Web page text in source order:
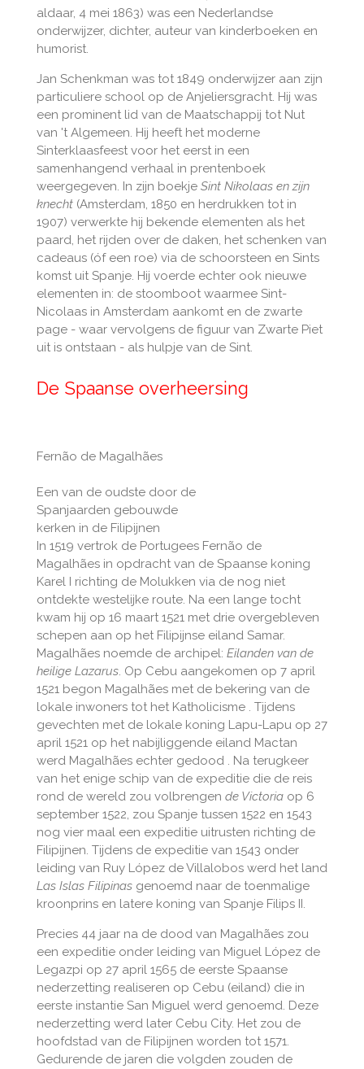
aldaar, 4 mei 1863) was een Nederlandse
onderwijzer, dichter, auteur van kinderboeken en
humorist.
Jan Schenkman was tot 1849 onderwijzer aan zijn
particuliere school op de Anjeliersgracht. Hij was
een prominent lid van de Maatschappij tot Nut
van 't Algemeen. Hij heeft het moderne
Sinterklaasfeest voor het eerst in een
samenhangend verhaal in prentenboek
weergegeven. In zijn boekje Sint Nikolaas en zijn
knecht(Amsterdam, 1850 en herdrukken tot in
1907) verwerkte hij bekende elementen als het
paard, het rijden over de daken, het schenken van
cadeaus (óf een roe) via de schoorsteen en Sints
komst uit Spanje. Hij voerde echter ook nieuwe
elementen in: de stoomboot waarmee Sint-
Nicolaas in Amsterdam aankomt en de zwarte
page - waar vervolgens de figuur van Zwarte Piet
uit is ontstaan - als hulpje van de Sint.
De Spaanse overheersing
Fernão de Magalhães
Een van de oudste door de
Spanjaarden gebouwde
kerken in de Filipijnen
In 1519 vertrok de Portugees Fernão de
Magalhães in opdracht van de Spaanse koning
Karel I richting de Molukken via de nog niet
ontdekte westelijke route. Na een lange tocht
kwam hij op 16 maart 1521 met drie overgebleven
schepen aan op het Filipijnse eiland Samar.
Magalhães noemde de archipel: Eilanden van de
heilige Lazarus. Op Cebu aangekomen op 7 april
1521 begon Magalhães met de bekering van de
lokale inwoners tot het Katholicisme . Tijdens
gevechten met de lokale koning Lapu-Lapu op 27
april 1521 op het nabijliggende eiland Mactan
werd Magalhães echter gedood . Na terugkeer
van het enige schip van de expeditie die de reis
rond de wereld zou volbrengen de Victoriaop 6
september 1522, zou Spanje tussen 1522 en 1543
nog vier maal een expeditie uitrusten richting de
Filipijnen. Tijdens de expeditie van 1543 onder
leiding van Ruy López de Villalobos werd het land
Las Islas Filipinasgenoemd naar de toenmalige
kroonprins en latere koning van Spanje Filips II.
Precies 44 jaar na de dood van Magalhães zou
een expeditie onder leiding van Miguel López de
Legazpi op 27 april 1565 de eerste Spaanse
nederzetting realiseren op Cebu (eiland) die in
eerste instantie San Miguel werd genoemd. Deze
nederzetting werd later Cebu City. Het zou de
hoofdstad van de Filipijnen worden tot 1571.
Gedurende de jaren die volgden zouden de